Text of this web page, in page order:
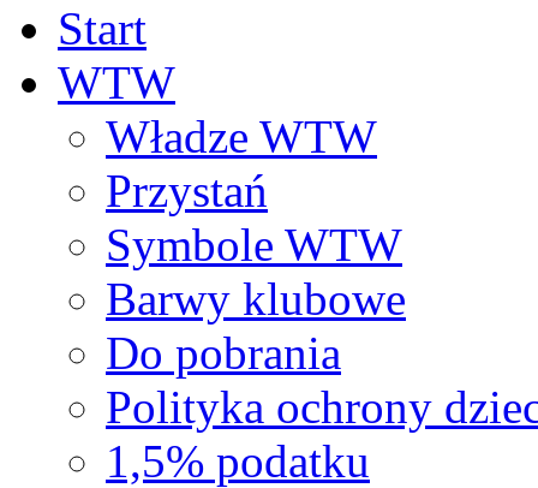
Start
WTW
Władze WTW
Przystań
Symbole WTW
Barwy klubowe
Do pobrania
Polityka ochrony
1,5% podatku